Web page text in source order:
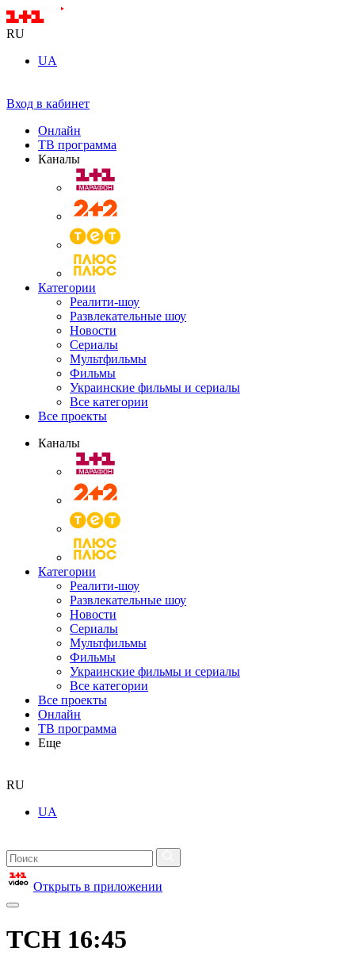
RU
UA
Вход в кабинет
Онлайн
ТВ программа
Каналы
Категории
Реалити-шоу
Развлекательные шоу
Новости
Сериалы
Мультфильмы
Фильмы
Украинские фильмы и сериалы
Все категории
Все проекты
Каналы
Категории
Реалити-шоу
Развлекательные шоу
Новости
Сериалы
Мультфильмы
Фильмы
Украинские фильмы и сериалы
Все категории
Все проекты
Онлайн
ТВ программа
Еще
RU
UA
Открыть в приложении
ТСН 16:45